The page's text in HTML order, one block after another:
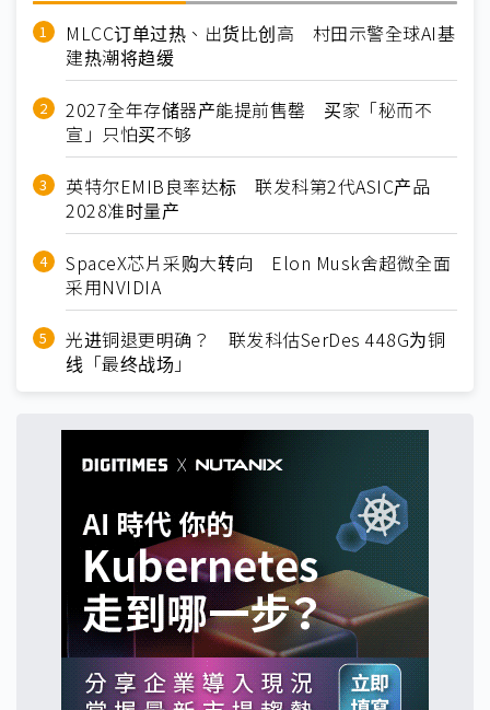
MLCC订单过热、出货比创高 村田示警全球AI基
建热潮将趋缓
2027全年存储器产能提前售罄 买家「秘而不
宣」只怕买不够
英特尔EMIB良率达标 联发科第2代ASIC产品
2028准时量产
SpaceX芯片采购大转向 Elon Musk舍超微全面
采用NVIDIA
光进铜退更明确？ 联发科估SerDes 448G为铜
线「最终战场」